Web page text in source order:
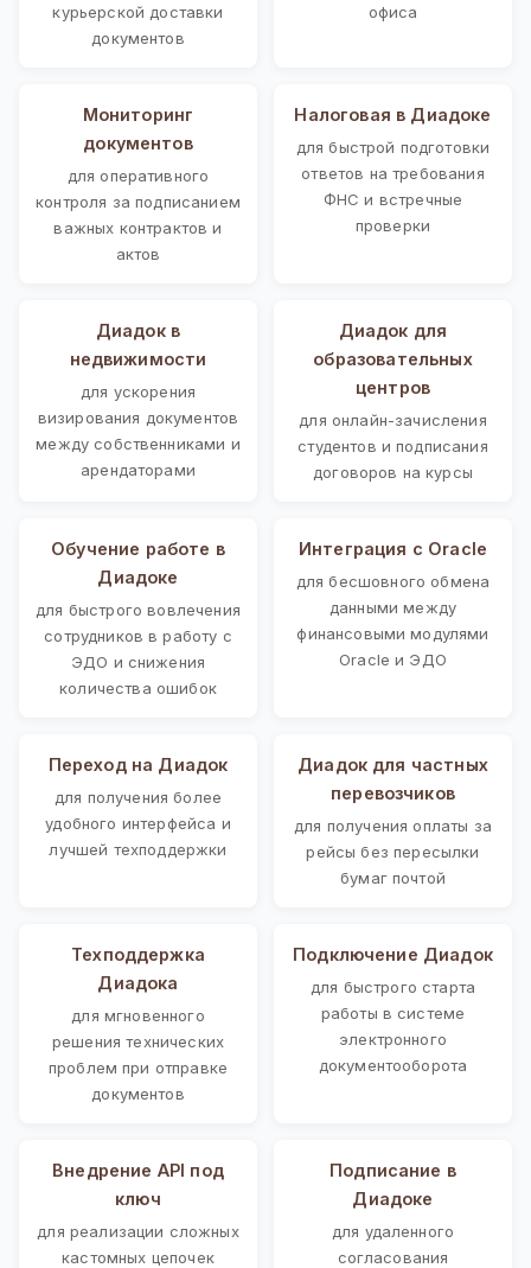
курьерской доставки
документов
офиса
Мониторинг
документов
для оперативного
контроля за подписанием
важных контрактов и
актов
Налоговая в Диадоке
для быстрой подготовки
ответов на требования
ФНС и встречные
проверки
Диадок в
недвижимости
для ускорения
визирования документов
между собственниками и
арендаторами
Диадок для
образовательных
центров
для онлайн-зачисления
студентов и подписания
договоров на курсы
Обучение работе в
Диадоке
для быстрого вовлечения
сотрудников в работу с
ЭДО и снижения
количества ошибок
Интеграция с Oracle
для бесшовного обмена
данными между
финансовыми модулями
Oracle и ЭДО
Переход на Диадок
для получения более
удобного интерфейса и
лучшей техподдержки
Диадок для частных
перевозчиков
для получения оплаты за
рейсы без пересылки
бумаг почтой
Техподдержка
Диадока
для мгновенного
решения технических
проблем при отправке
документов
Подключение Диадок
для быстрого старта
работы в системе
электронного
документооборота
Внедрение API под
ключ
для реализации сложных
кастомных цепочек
Подписание в
Диадоке
для удаленного
согласования